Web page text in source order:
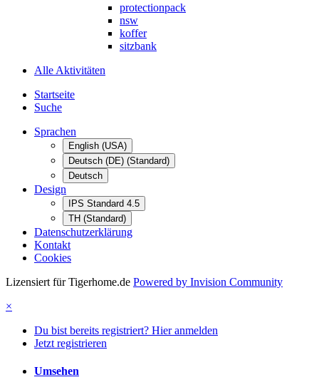
protectionpack
nsw
koffer
sitzbank
Alle Aktivitäten
Startseite
Suche
Sprachen
English (USA)
Deutsch (DE) (Standard)
Deutsch
Design
IPS Standard 4.5
TH (Standard)
Datenschutzerklärung
Kontakt
Cookies
Lizensiert für Tigerhome.de Powered by Invision Community
×
Du bist bereits registriert? Hier anmelden
Jetzt registrieren
Umsehen